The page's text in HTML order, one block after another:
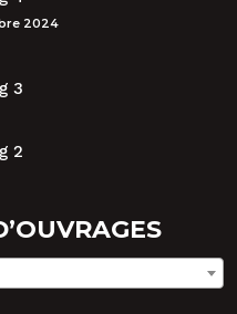
2024
3
2